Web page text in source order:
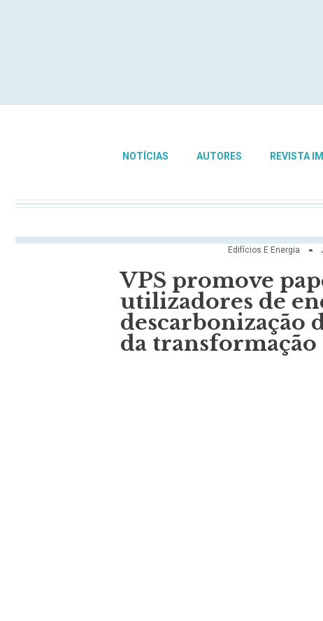
NOTÍCIAS AUTORES REVISTA
Edifícios E Energia
VPS promove
utilizadores de
descarbonização
da